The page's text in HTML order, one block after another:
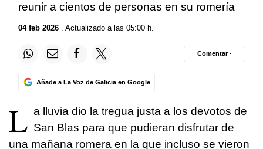
reunir a cientos de personas en su romería
04 feb 2026 . Actualizado a las 05:00 h.
Añade a La Voz de Galicia en Google
Comentar ·
L a lluvia dio la tregua justa a los devotos de
San Blas para que pudieran disfrutar de
una mañana romera en la que incluso se vieron